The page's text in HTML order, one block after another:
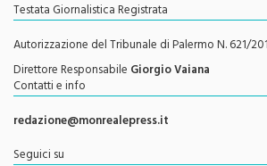
Testata Giornalistica Registrata
Autorizzazione del Tribunale di Palermo N. 621/
Direttore Responsabile Giorgio Vaiana
Contatti e info
redazione@monrealepress.it
Seguici su